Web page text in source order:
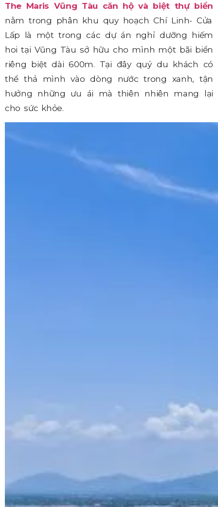
The Maris Vũng Tàu căn hộ và biệt thự biển
nằm trong phân khu quy hoạch Chí Linh- Cửa
Lấp là một trong các dự án nghỉ dưỡng hiếm
hoi tại Vũng Tàu sở hữu cho mình một bãi biển
riêng biệt dài 600m. Tại đây quý du khách có
thể thả mình vào dòng nước trong xanh, tận
hưởng những ưu ái mà thiên nhiên mang lại
cho sức khỏe.